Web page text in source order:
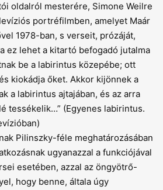
oldalról mesterére, Simone Weilre
portréfilmben, amelyet Maár
1978-ban, s verseit, prózáját,
ez lehet a kitartó befogadó jutalma
be a labirintus közepébe; ott
kiokádja őket. Akkor kijönnek a
a labirintus ajtajában, és az arra
tessékelik…” (Egyenes labirintus.
Pilinszky-féle meghatározásában
ugyanazzal a funkciójával
esetében, azzal az öngyötrő-
hogy benne, általa úgy